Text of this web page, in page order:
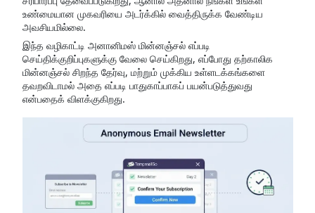
உண்மையான முகவரியை அடர்க்கில் வைத்திருக்க வேண்டிய
அவசியமில்லை.
இந்த வழிகாட்டி அனானிமஸ் மின்னஞ்சல் எப்படி
செய்திக்குறிப்புகளுக்கு வேலை செய்கிறது, எப்போது தற்காலிக
மின்னஞ்சல் சிறந்த தேர்வு, மற்றும் முக்கிய உள்ளடக்கங்களை
தவறவிடாமல் அதை எப்படி பாதுகாப்பாகப் பயன்படுத்துவது
என்பதைக் விளக்குகிறது.